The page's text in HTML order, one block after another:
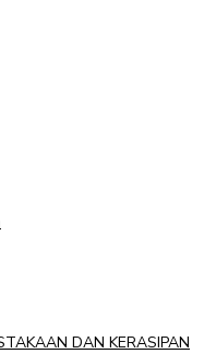
DAN KERASIPAN